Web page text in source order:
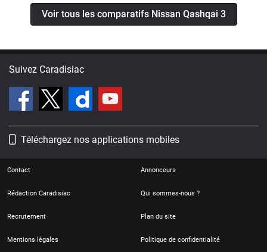
Voir tous les comparatifs Nissan Qashqai 3
Suivez Caradisiac
Téléchargez nos applications mobiles
Contact Annonceurs
Rédaction Caradisiac Qui sommes-nous ?
Recrutement Plan du site
Mentions légales Politique de confidentialité